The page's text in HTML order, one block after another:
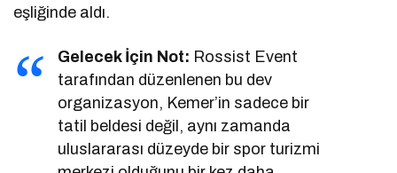
eşliğinde aldı.
Gelecek İçin Not: Rossist Event
tarafından düzenlenen bu dev
organizasyon, Kemer’in sadece bir
tatil beldesi değil, aynı zamanda
uluslararası düzeyde bir spor turizmi